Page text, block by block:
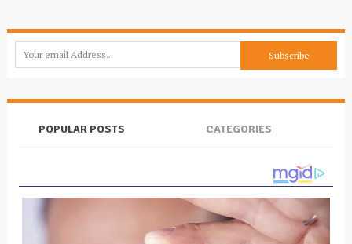
POPULAR POSTS CATEGORIES